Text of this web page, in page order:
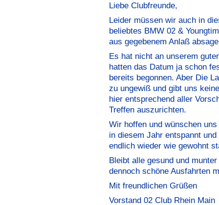
Liebe Clubfreunde,
Leider müssen wir auch in
beliebtes BMW 02 &
aus gegebenem Anlaß
Es hat nicht an unserem
hatten das Datum ja schon
bereits begonnen. Aber Die
zu ungewiß und gibt uns
hier entsprechend aller
Treffen auszurichten.
Wir hoffen und wünschen
in diesem Jahr entspannt
endlich wieder wie gewohnt
Bleibt alle gesund und
dennoch schöne Ausfahrten
Mit freundlichen Grüßen
Vorstand 02 Club Rhein Main